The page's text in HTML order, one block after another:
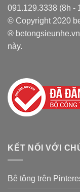
091.129.3338 (8h -
© Copyright 2020
®
này.
KẾT NỐI VỚI
Bê tông trên